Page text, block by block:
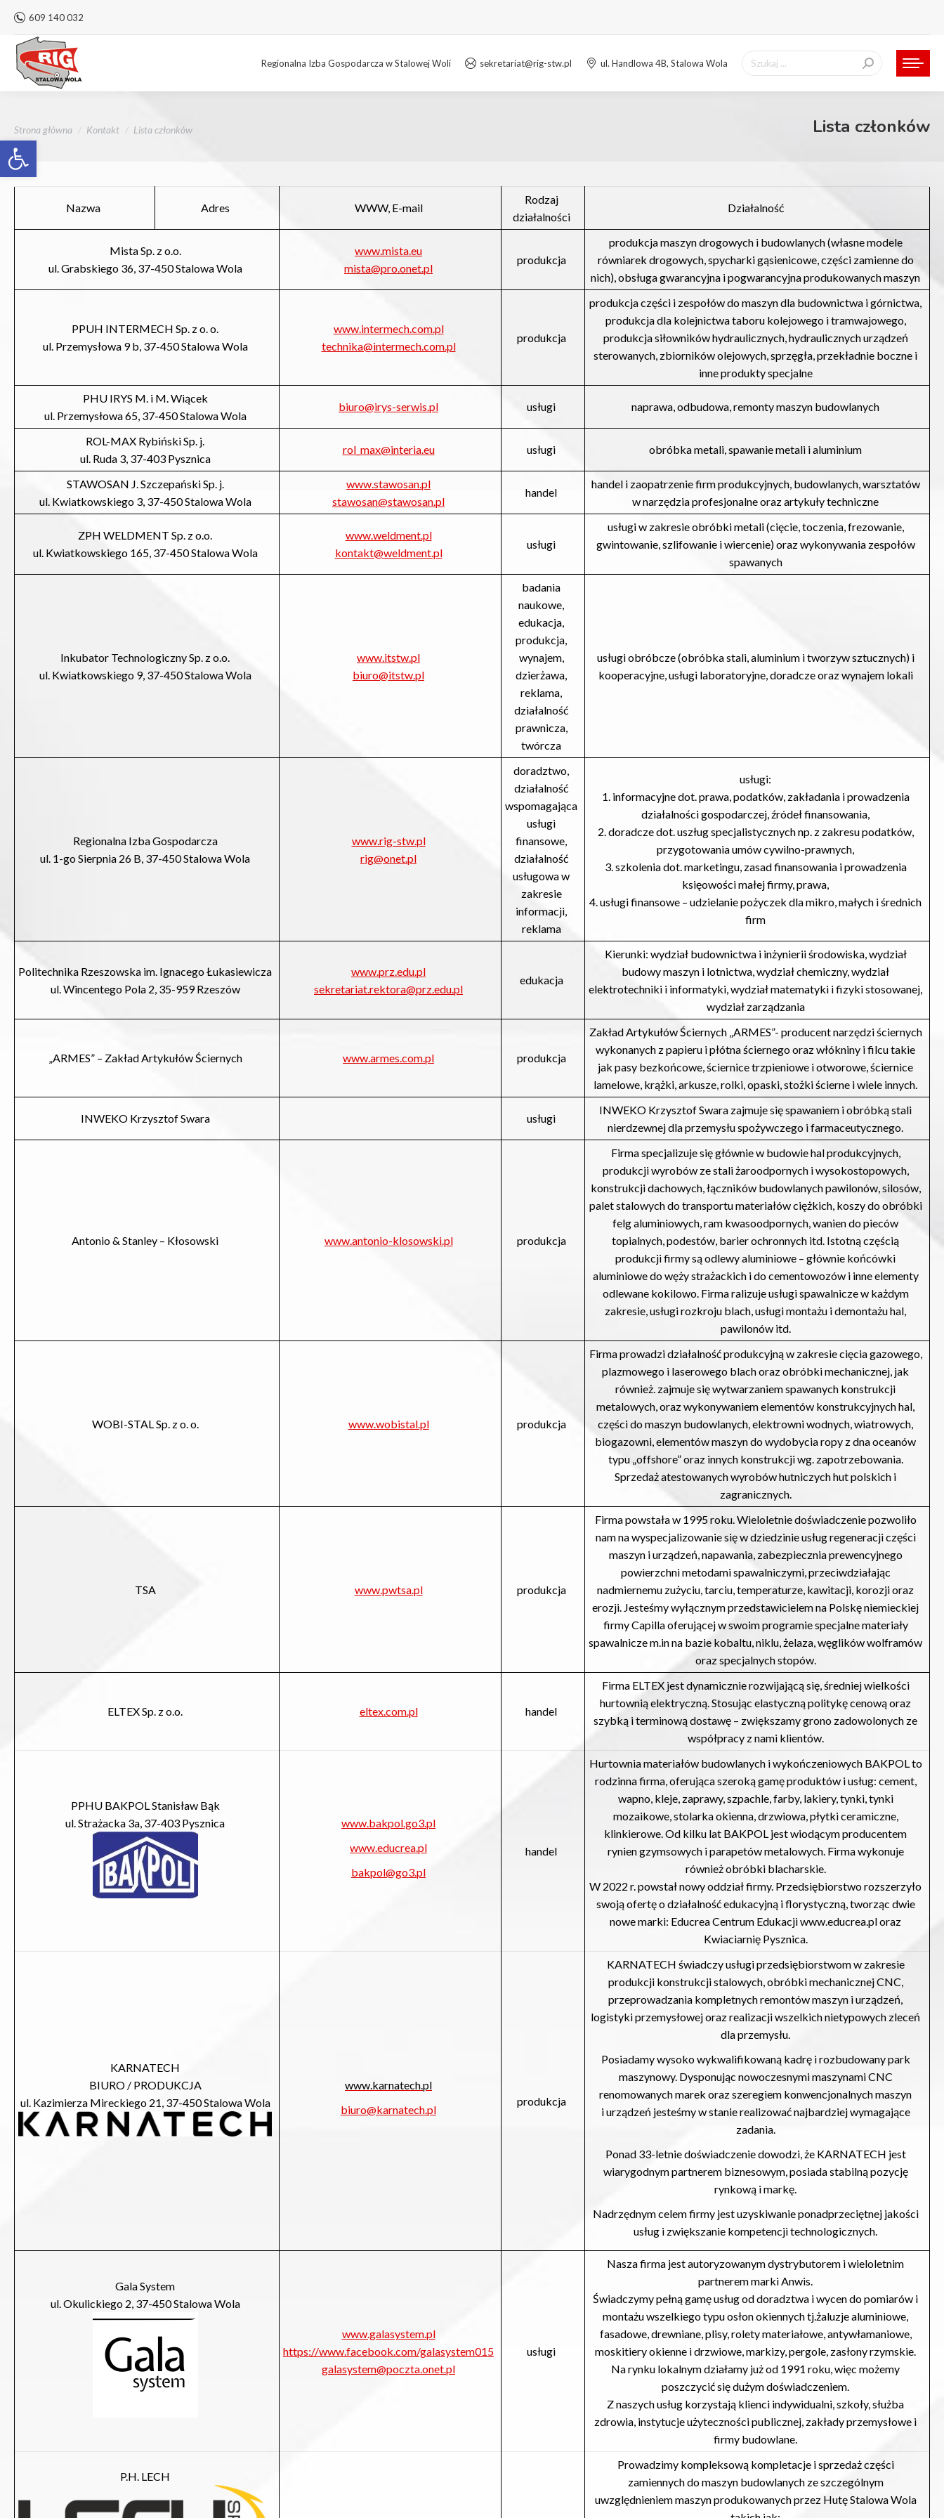
Otwórz pasek narzędzi
609 140 032
Regionalna Izba Gospodarcza w Stalowej Woli sekretariat@rig-stw.pl ul. Handlowa 4B, Stalowa Wola Szukaj:
Jesteś tutaj:
Strona główna Kontakt Lista członków Lista członków
Nazwa Adres WWW, E-mail
Rodzaj
działalności
Działalność
Mista Sp. z o.o.
ul. Grabskiego 36, 37-450 Stalowa Wola
www.mista.eu
mista@pro.onet.pl
produkcja
produkcja maszyn drogowych i budowlanych (własne modele
równiarek drogowych, spycharki gąsienicowe, części zamienne do
nich), obsługa gwarancyjna i pogwarancyjna produkowanych maszyn
PPUH INTERMECH Sp. z o. o.
ul. Przemysłowa 9 b, 37-450 Stalowa Wola
www.intermech.com.pl
technika@intermech.com.pl
produkcja
produkcja części i zespołów do maszyn dla budownictwa i górnictwa,
produkcja dla kolejnictwa taboru kolejowego i tramwajowego,
produkcja siłowników hydraulicznych, hydraulicznych urządzeń
sterowanych, zbiorników olejowych, sprzęgła, przekładnie boczne i
inne produkty specjalne
PHU IRYS M. i M. Wiącek
ul. Przemysłowa 65, 37-450 Stalowa Wola
biuro@irys-serwis.pl usługi naprawa, odbudowa, remonty maszyn budowlanych
ROL-MAX Rybiński Sp. j.
ul. Ruda 3, 37-403 Pysznica
rol_max@interia.eu usługi obróbka metali, spawanie metali i aluminium
STAWOSAN J. Szczepański Sp. j.
ul. Kwiatkowskiego 3, 37-450 Stalowa Wola
www.stawosan.pl
stawosan@stawosan.pl
handel
handel i zaopatrzenie firm produkcyjnych, budowlanych, warsztatów
w narzędzia profesjonalne oraz artykuły techniczne
ZPH WELDMENT Sp. z o.o.
ul. Kwiatkowskiego 165, 37-450 Stalowa Wola
www.weldment.pl
kontakt@weldment.pl
usługi
usługi w zakresie obróbki metali (cięcie, toczenia, frezowanie,
gwintowanie, szlifowanie i wiercenie) oraz wykonywania zespołów
spawanych
Inkubator Technologiczny Sp. z o.o.
ul. Kwiatkowskiego 9, 37-450 Stalowa Wola
www.itstw.pl
biuro@itstw.pl
badania
naukowe,
edukacja,
produkcja,
wynajem,
dzierżawa,
reklama,
działalność
prawnicza,
twórcza
usługi obróbcze (obróbka stali, aluminium i tworzyw sztucznych) i
kooperacyjne, usługi laboratoryjne, doradcze oraz wynajem lokali
Regionalna Izba Gospodarcza
ul. 1-go Sierpnia 26 B, 37-450 Stalowa Wola
www.rig-stw.pl
rig@onet.pl
doradztwo,
działalność
wspomagająca
usługi
finansowe,
działalność
usługowa w
zakresie
informacji,
reklama
usługi:
1. informacyjne dot. prawa, podatków, zakładania i prowadzenia
działalności gospodarczej, źródeł finansowania,
2. doradcze dot. uszług specjalistycznych np. z zakresu podatków,
przygotowania umów cywilno-prawnych,
3. szkolenia dot. marketingu, zasad finansowania i prowadzenia
księowości małej firmy, prawa,
4. usługi finansowe – udzielanie pożyczek dla mikro, małych i średnich
firm
Politechnika Rzeszowska im. Ignacego Łukasiewicza
ul. Wincentego Pola 2, 35-959 Rzeszów
www.prz.edu.pl
sekretariat.rektora@prz.edu.pl
edukacja
Kierunki: wydział budownictwa i inżynierii środowiska, wydział
budowy maszyn i lotnictwa, wydział chemiczny, wydział
elektrotechniki i informatyki, wydział matematyki i fizyki stosowanej,
wydział zarządzania
„ARMES” – Zakład Artykułów Ściernych www.armes.com.pl produkcja
Zakład Artykułów Ściernych „ARMES”- producent narzędzi ściernych
wykonanych z papieru i płótna ściernego oraz włókniny i filcu takie
jak pasy bezkońcowe, ściernice trzpieniowe i otworowe, ściernice
lamelowe, krążki, arkusze, rolki, opaski, stożki ścierne i wiele innych.
INWEKO Krzysztof Swara usługi
INWEKO Krzysztof Swara zajmuje się spawaniem i obróbką stali
nierdzewnej dla przemysłu spożywczego i farmaceutycznego.
Antonio & Stanley – Kłosowski www.antonio-klosowski.pl produkcja
Firma specjalizuje się głównie w budowie hal produkcyjnych,
produkcji wyrobów ze stali żaroodpornych i wysokostopowych,
konstrukcji dachowych, łączników budowlanych pawilonów, silosów,
palet stalowych do transportu materiałów ciężkich, koszy do obróbki
felg aluminiowych, ram kwasoodpornych, wanien do pieców
topialnych, podestów, barier ochronnych itd. Istotną częścią
produkcji firmy są odlewy aluminiowe – głównie końcówki
aluminiowe do węży strażackich i do cementowozów i inne elementy
odlewane kokilowo. Firma ralizuje usługi spawalnicze w każdym
zakresie, usługi rozkroju blach, usługi montażu i demontażu hal,
pawilonów itd.
WOBI-STAL Sp. z o. o. www.wobistal.pl produkcja
Firma prowadzi działalność produkcyjną w zakresie cięcia gazowego,
plazmowego i laserowego blach oraz obróbki mechanicznej, jak
również. zajmuje się wytwarzaniem spawanych konstrukcji
metalowych, oraz wykonywaniem elementów konstrukcyjnych hal,
części do maszyn budowlanych, elektrowni wodnych, wiatrowych,
biogazowni, elementów maszyn do wydobycia ropy z dna oceanów
typu „offshore” oraz innych konstrukcji wg. zapotrzebowania.
Sprzedaż atestowanych wyrobów hutniczych hut polskich i
zagranicznych.
TSA www.pwtsa.pl produkcja
Firma powstała w 1995 roku. Wieloletnie doświadczenie pozwoliło
nam na wyspecjalizowanie się w dziedzinie usług regeneracji części
maszyn i urządzeń, napawania, zabezpiecznia prewencyjnego
powierzchni metodami spawalniczymi, przeciwdziałając
nadmiernemu zużyciu, tarciu, temperaturze, kawitacji, korozji oraz
erozji. Jesteśmy wyłącznym przedstawicielem na Polskę niemieckiej
firmy Capilla oferującej w swoim programie specjalne materiały
spawalnicze m.in na bazie kobaltu, niklu, żelaza, węglików wolframów
oraz specjalnych stopów.
ELTEX Sp. z o.o. eltex.com.pl handel
Firma ELTEX jest dynamicznie rozwijającą się, średniej wielkości
hurtownią elektryczną. Stosując elastyczną politykę cenową oraz
szybką i terminową dostawę – zwiększamy grono zadowolonych ze
współpracy z nami klientów.
PPHU BAKPOL Stanisław Bąk
ul. Strażacka 3a, 37-403 Pysznica
www.bakpol.go3.pl
www.educrea.pl
bakpol@go3.pl
handel
Hurtownia materiałów budowlanych i wykończeniowych BAKPOL to
rodzinna firma, oferująca szeroką gamę produktów i usług: cement,
wapno, kleje, zaprawy, szpachle, farby, lakiery, tynki, tynki
mozaikowe, stolarka okienna, drzwiowa, płytki ceramiczne,
klinkierowe. Od kilku lat BAKPOL jest wiodącym producentem
rynien gzymsowych i parapetów metalowych. Firma wykonuje
również obróbki blacharskie.
W 2022 r. powstał nowy oddział firmy. Przedsiębiorstwo rozszerzyło
swoją ofertę o działalność edukacyjną i florystyczną, tworząc dwie
nowe marki: Educrea Centrum Edukacji www.educrea.pl oraz
Kwiaciarnię Pysznica.
KARNATECH
BIURO / PRODUKCJA
ul. Kazimierza Mireckiego 21, 37-450 Stalowa Wola
www.karnatech.pl
biuro@karnatech.pl
produkcja
KARNATECH świadczy usługi przedsiębiorstwom w zakresie
produkcji konstrukcji stalowych, obróbki mechanicznej CNC,
przeprowadzania kompletnych remontów maszyn i urządzeń,
logistyki przemysłowej oraz realizacji wszelkich nietypowych zleceń
dla przemysłu.
Posiadamy wysoko wykwalifikowaną kadrę i rozbudowany park
maszynowy. Dysponując nowoczesnymi maszynami CNC
renomowanych marek oraz szeregiem konwencjonalnych maszyn
i urządzeń jesteśmy w stanie realizować najbardziej wymagające
zadania.
Ponad 33-letnie doświadczenie dowodzi, że KARNATECH jest
wiarygodnym partnerem biznesowym, posiada stabilną pozycję
rynkową i markę.
Nadrzędnym celem firmy jest uzyskiwanie ponadprzeciętnej jakości
usług i zwiększanie kompetencji technologicznych.
Gala System
ul. Okulickiego 2, 37-450 Stalowa Wola
www.galasystem.pl
https://www.facebook.com/galasystem015
galasystem@poczta.onet.pl
usługi
Nasza firma jest autoryzowanym dystrybutorem i wieloletnim
partnerem marki Anwis.
Świadczymy pełną gamę usług od doradztwa i wycen do pomiarów i
montażu wszelkiego typu osłon okiennych tj.żaluzje aluminiowe,
fasadowe, drewniane, plisy, rolety materiałowe, antywłamaniowe,
moskitiery okienne i drzwiowe, markizy, pergole, zasłony rzymskie.
Na rynku lokalnym działamy już od 1991 roku, więc możemy
poszczycić się dużym doświadczeniem.
Z naszych usług korzystają klienci indywidualni, szkoły, służba
zdrowia, instytucje użyteczności publicznej, zakłady przemysłowe i
firmy budowlane.
P.H. LECH
Prowadzimy kompleksową kompletacje i sprzedaż części
zamiennych do maszyn budowlanych ze szczególnym
uwzględnieniem maszyn produkowanych przez Hutę Stalowa Wola